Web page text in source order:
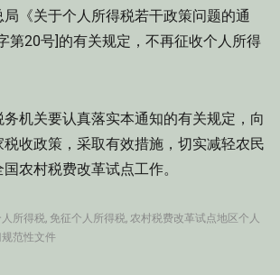
《关于个人所得税若干政策问题的通
第20号]的有关规定，不再征收个人所得
机关要认真落实本通知的有关规定，向
收政策，采取有效措施，切实减轻农民
农村税费改革试点工作。
所得税, 免征个人所得税, 农村税费改革试点地区个人
范性文件